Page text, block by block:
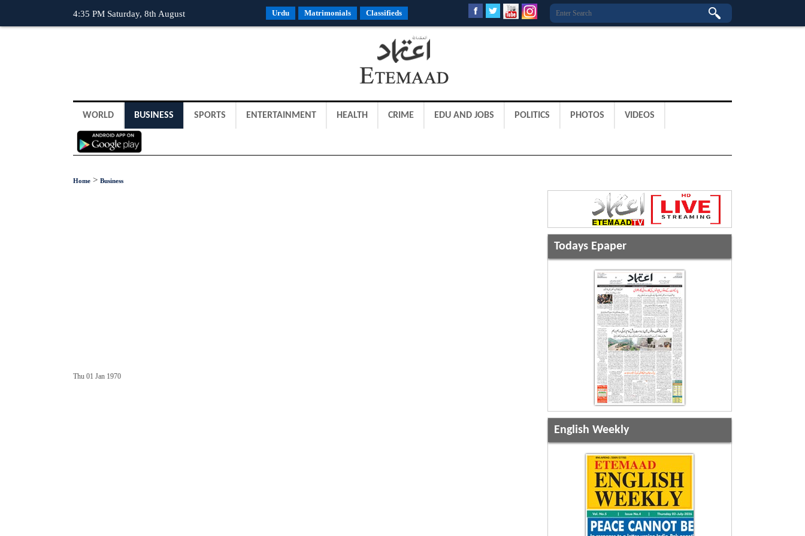
4:35 PM Saturday, 8th August Urdu Matrimonials Classifieds
WORLD BUSINESS SPORTS ENTERTAINMENT HEALTH CRIME EDU AND JOBS POLITICS PHOTOS VIDEOS
Home > Business
Thu 01 Jan 1970
Todays Epaper
English Weekly